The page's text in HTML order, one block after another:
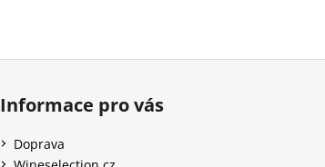
Informace pro vás
Doprava